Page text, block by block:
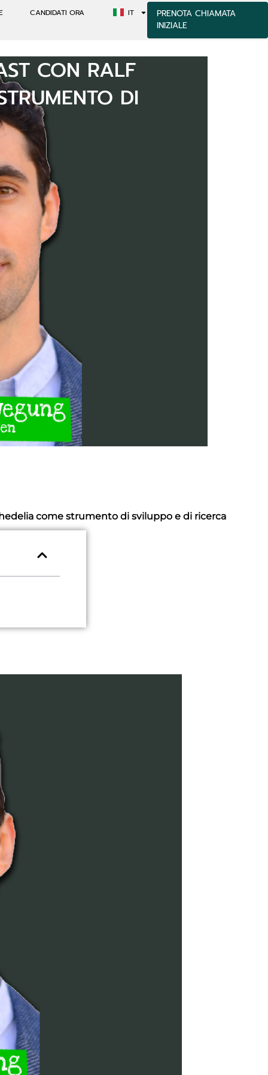
CANDIDATI ORA IT
PRENOTA CHIAMATA
INIZIALE
CON RALF
DI
come strumento di sviluppo e di ricerca